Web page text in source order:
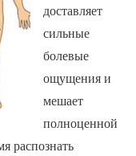
доставляет
сильные
болевые
ощущения и
мешает
полноценной
распознать